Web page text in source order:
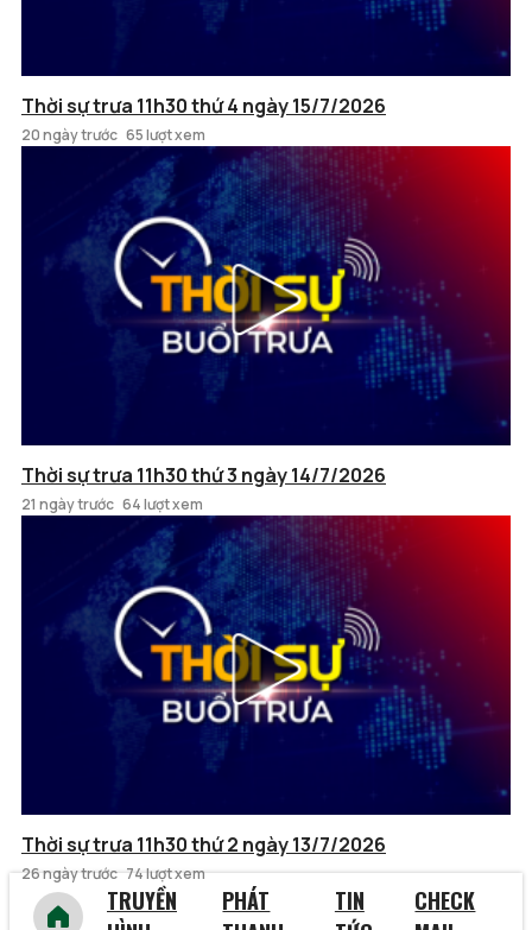
Thời sự trưa 11h30 thứ 4 ngày 15/7/2026
20 ngày trước 65 lượt xem
Thời sự trưa 11h30 thứ 3 ngày 14/7/2026
21 ngày trước 64 lượt xem
Thời sự trưa 11h30 thứ 2 ngày 13/7/2026
26 ngày trước 74 lượt xem
TRUYỀN
PHÁT
TIN
CHECK